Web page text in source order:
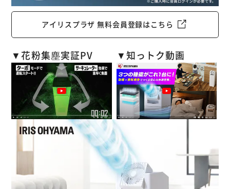
マイナスイオンを放出し、お部屋の空気を快適に保ちます。
◆point5.加湿をプラスで乾燥対策
お部屋の乾燥が気になる時期は、空気清浄に加湿をプラス。
空気のキレイを保ちながら、空気に潤いも届けます。
連続で約8時間使用できるため就寝中もしっかりうるおう。
※標準運転時
◆point6.静音＆減光モード
眠りを妨げない、静かな運転。
無操作から30秒後に自動で減光し、まぶしさを低減しま
◆ボタンを押すだけ簡単操作
アイリスプラザ 無料会員登録はこちら
▼花粉集塵実証PV ▼知っトク動画